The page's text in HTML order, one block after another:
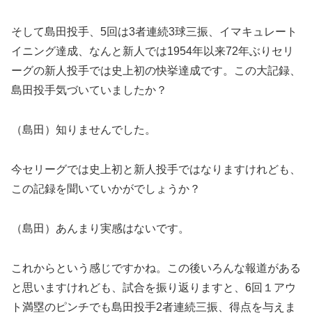
そして島田投手、5回は3者連続3球三振、イマキュレート
イニング達成、なんと新人では1954年以来72年ぶりセリ
ーグの新人投手では史上初の快挙達成です。この大記録、
島田投手気づいていましたか？
（島田）知りませんでした。
今セリーグでは史上初と新人投手ではなりますけれども、
この記録を聞いていかがでしょうか？
（島田）あんまり実感はないです。
これからという感じですかね。この後いろんな報道がある
と思いますけれども、試合を振り返りますと、6回１アウ
ト満塁のピンチでも島田投手2者連続三振、得点を与えま